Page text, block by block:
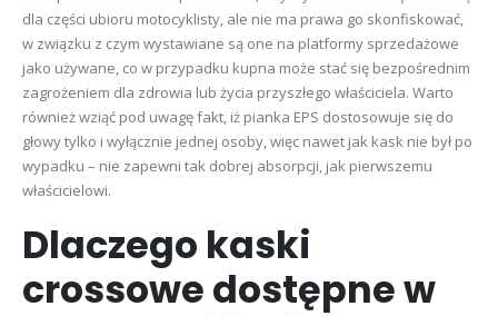
dla części ubioru motocyklisty, ale nie ma prawa go skonfiskować,
w związku z czym wystawiane są one na platformy sprzedażowe
jako używane, co w przypadku kupna może stać się bezpośrednim
zagrożeniem dla zdrowia lub życia przyszłego właściciela. Warto
również wziąć pod uwagę fakt, iż pianka EPS dostosowuje się do
głowy tylko i wyłącznie jednej osoby, więc nawet jak kask nie był po
wypadku – nie zapewni tak dobrej absorpcji, jak pierwszemu
właścicielowi.
Dlaczego kaski
crossowe dostępne w